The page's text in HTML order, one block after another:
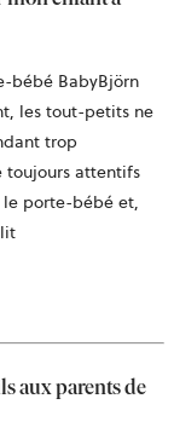
bébé BabyBjörn
les tout-petits ne
trop
toujours attentifs
le porte-bébé et,
aux parents de